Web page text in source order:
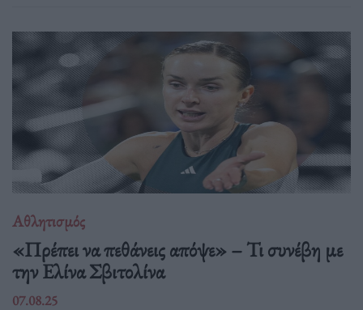
Αθλητισμός
«Πρέπει να πεθάνεις απόψε» – Τι συνέβη με
την Ελίνα Σβιτολίνα
07.08.25